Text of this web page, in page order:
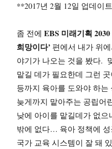
**2017년 2월 12일 업데이
좀 전에EBS 미래기획
희망이다’ 편에서 내가 위
야기가 나오는 것을 봤다.
맡길 데가 필요한데 그런
등까지 육아를 도와야 하는
늦게까지 맡아주는 공립어
낮에 아이를 맡길데가 없
밖에 없다… 육아 정책에
국가 교육 시스템이 잘 돼